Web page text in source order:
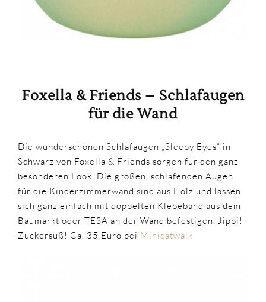
Foxella & Friends – Schlafaugen
für die Wand
Die wunderschönen Schlafaugen „Sleepy Eyes“ in
Schwarz von Foxella & Friends sorgen für den ganz
besonderen Look. Die großen, schlafenden Augen
für die Kinderzimmerwand sind aus Holz und lassen
sich ganz einfach mit doppelten Klebeband aus dem
Baumarkt oder TESA an der Wand befestigen. Jippi!
Zuckersüß! Ca. 35 Euro bei Minicatwalk